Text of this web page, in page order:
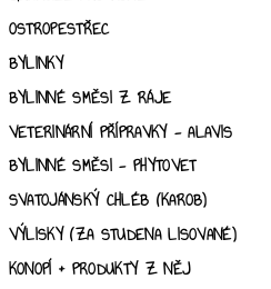
OSTROPESTŘEC
BYLINKY
BYLINNÉ SMĚSI Z RÁJE
VETERINÁRNÍ PŘÍPRAVKY - ALAVIS
BYLINNÉ SMĚSI - PHYTOVET
SVATOJÁNSKÝ CHLÉB (KAROB)
VÝLISKY (ZA STUDENA LISOVANÉ)
KONOPÍ + PRODUKTY Z NĚJ